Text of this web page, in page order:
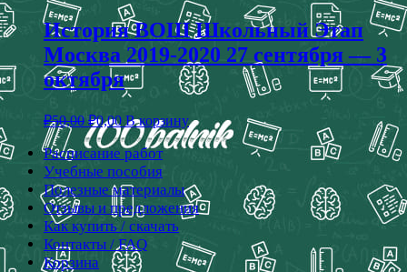
История ВОШ Школьный Этап
Москва 2019-2020 27 сентября — 3
октября
₽50,00 ₽0,00 В корзину
Расписание работ
Учебные пособия
Полезные материалы
Отзывы и предложения
Как купить / скачать
Контакты / FAQ
Корзина